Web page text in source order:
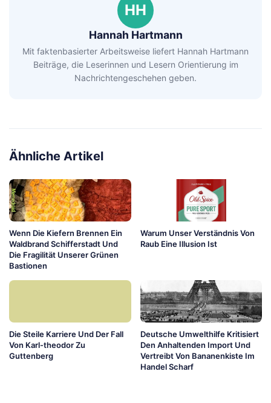
HH
Hannah Hartmann
Mit faktenbasierter Arbeitsweise liefert Hannah Hartmann
Beiträge, die Leserinnen und Lesern Orientierung im
Nachrichtengeschehen geben.
Ähnliche Artikel
Wenn Die Kiefern Brennen Ein
Waldbrand Schifferstadt Und
Die Fragilität Unserer Grünen
Bastionen
Warum Unser Verständnis Von
Raub Eine Illusion Ist
Die Steile Karriere Und Der Fall
Von Karl-theodor Zu
Guttenberg
Deutsche Umwelthilfe Kritisiert
Den Anhaltenden Import Und
Vertreibt Von Bananenkiste Im
Handel Scharf